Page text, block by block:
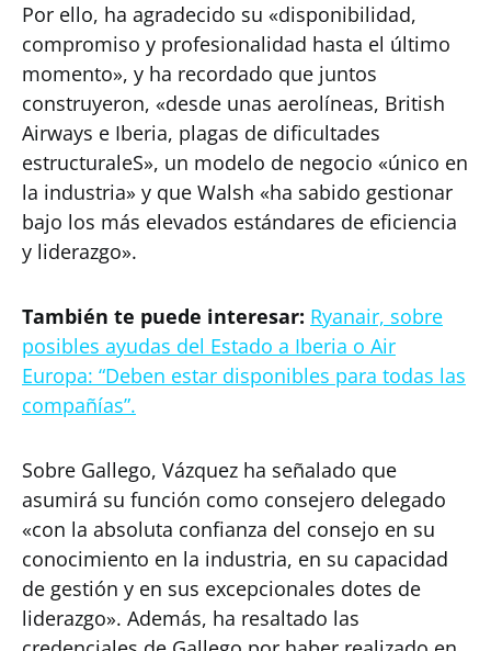
Por ello, ha agradecido su «disponibilidad,
compromiso y profesionalidad hasta el último
momento», y ha recordado que juntos
construyeron, «desde unas aerolíneas, British
Airways e Iberia, plagas de dificultades
estructuraleS», un modelo de negocio «único en
la industria» y que Walsh «ha sabido gestionar
bajo los más elevados estándares de eficiencia
y liderazgo».
También te puede interesar: Ryanair, sobre
posibles ayudas del Estado a Iberia o Air
Europa: “Deben estar disponibles para todas las
compañías”.
Sobre Gallego, Vázquez ha señalado que
asumirá su función como consejero delegado
«con la absoluta confianza del consejo en su
conocimiento en la industria, en su capacidad
de gestión y en sus excepcionales dotes de
liderazgo». Además, ha resaltado las